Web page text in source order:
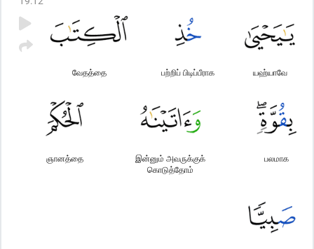
யஹ்யாவே
பற்றிப் பிடிப்பீராக
வேதத்தை
பலமாக
இன்னும் அவருக்குக்
கொடுத்தோம்
ஞானத்தை